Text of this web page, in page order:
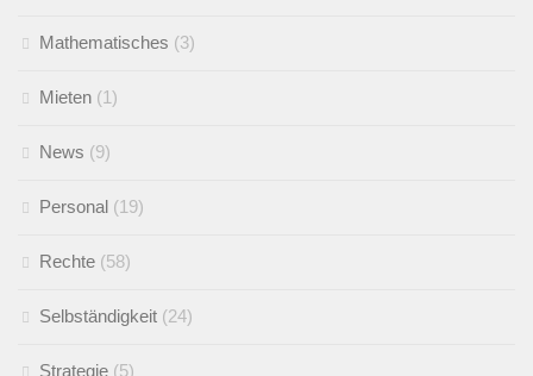
Mathematisches (3)
Mieten (1)
News (9)
Personal (19)
Rechte (58)
Selbständigkeit (24)
Strategie (5)